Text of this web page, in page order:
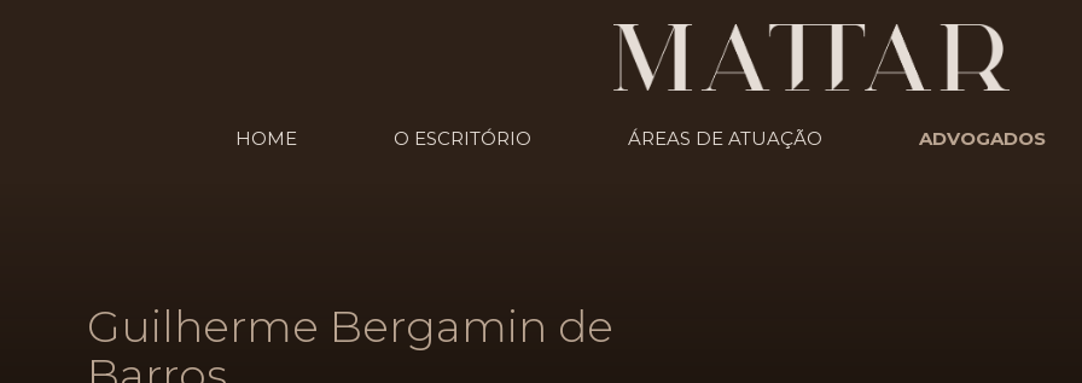
HOME O ESCRITÓRIO ÁREAS DE ATUAÇÃO ADVOGADOS
Guilherme Bergamin de